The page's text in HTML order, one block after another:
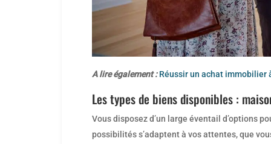
A lire également : Réussir un achat immobilier
Les types de biens disponibles :
Vous disposez d’un large éventail d’options
possibilités s’adaptent à vos attentes, que